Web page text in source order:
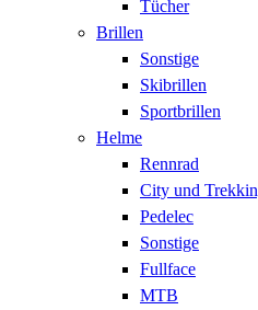
Tücher
Brillen
Sonstige
Skibrillen
Sportbrillen
Helme
Rennrad
City und
Pedelec
Sonstige
Fullface
MTB